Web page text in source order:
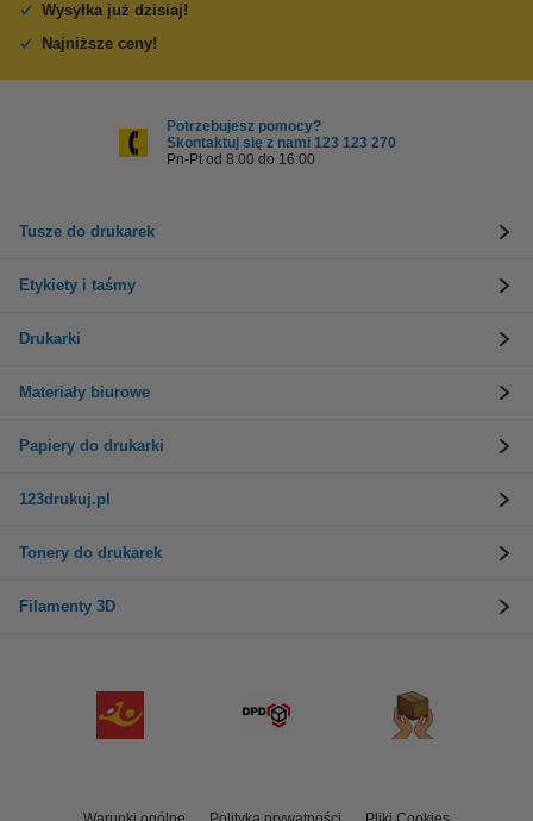
Wysyłka już dzisiaj!
Najniższe ceny!
Potrzebujesz pomocy?
Skontaktuj się z nami 123 123 270
Pn-Pt od 8:00 do 16:00
Tusze do drukarek
Etykiety i taśmy
Drukarki
Materiały biurowe
Papiery do drukarki
123drukuj.pl
Tonery do drukarek
Filamenty 3D